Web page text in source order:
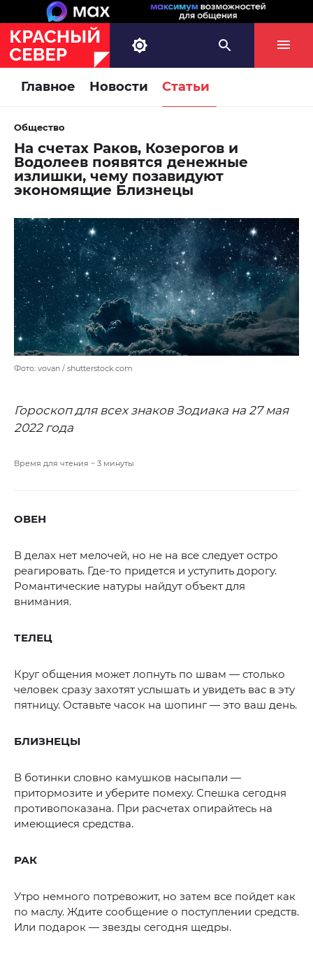
Главное Новости Статьи
Общество
На счетах Раков, Козерогов и
Водолеев появятся денежные
излишки, чему позавидуют
экономящие Близнецы
Фото: vovan / shutterstock.com
Гороскоп для всех знаков Зодиака на 27 мая
2022 года
Время для чтения ~ 3 минуты
ОВЕН
В делах нет мелочей, но не на все следует остро
реагировать. Где-то придется и уступить дорогу.
Романтические натуры найдут объект для
внимания.
ТЕЛЕЦ
Круг общения может лопнуть по швам — столько
человек сразу захотят услышать и увидеть вас в эту
пятницу. Оставьте часок на шопинг — это ваш день.
БЛИЗНЕЦЫ
В ботинки словно камушков насыпали —
притормозите и уберите помеху. Спешка сегодня
противопоказана. При расчетах опирайтесь на
имеющиеся средства.
РАК
Утро немного потревожит, но затем все пойдет как
по маслу. Ждите сообщение о поступлении средств.
Или подарок — звезды сегодня щедры.